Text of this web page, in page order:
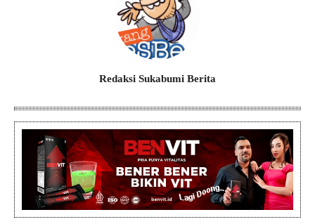
Redaksi Sukabumi Berita